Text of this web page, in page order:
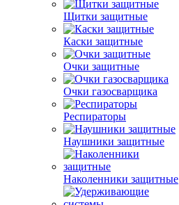
Щитки защитные
Каски защитные
Очки защитные
Очки газосварщика
Респираторы
Наушники защитные
Наколенники защитные